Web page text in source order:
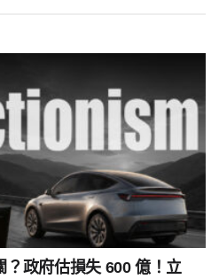
政府估損失 600 億！立